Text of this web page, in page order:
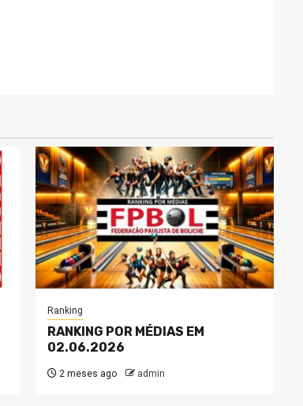
Ranking
RANKING POR MÉDIAS EM
02.06.2026
2 meses ago admin